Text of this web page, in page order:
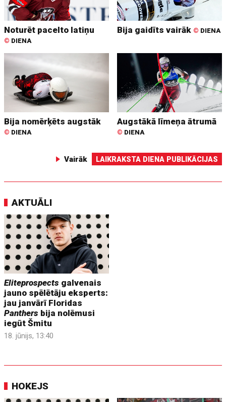
Noturēt pacelto latiņu
© DIENA
Bija gaidīts vairāk © DIENA
Bija nomērķēts augstāk
© DIENA
Augstākā līmeņa ātrumā
© DIENA
Vairāk LAIKRAKSTA DIENA PUBLIKĀCIJAS
AKTUĀLI
Eliteprospects galvenais
jauno spēlētāju eksperts:
jau janvārī Floridas
Panthers bija nolēmusi
iegūt Šmitu
18. jūnijs, 13:40
HOKEJS